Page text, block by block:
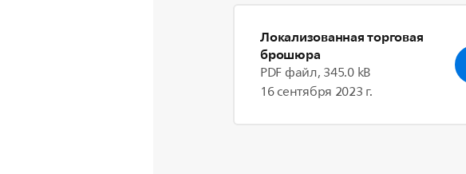
Локализованная торговая
брошюра
PDF файл, 345.0 kB
16 сентября 2023 г.